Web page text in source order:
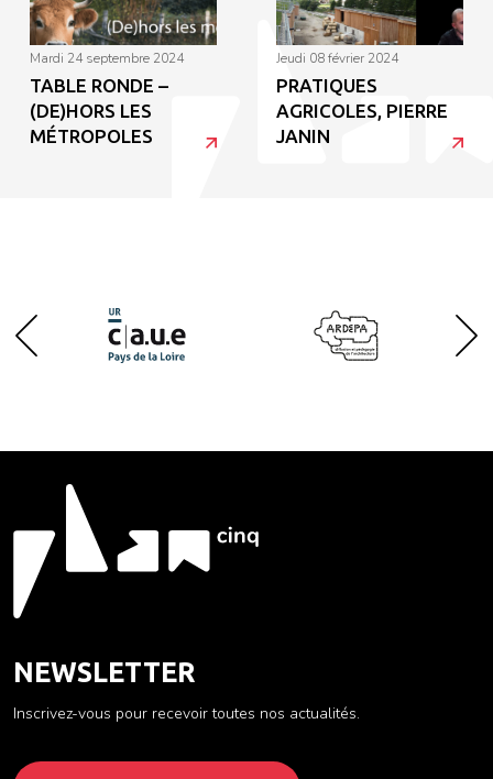
mardi 24 septembre 2024
TABLE RONDE –
(DE)HORS LES
MÉTROPOLES
jeudi 08 février 2024
PRATIQUES
AGRICOLES, PIERRE
JANIN
NEWSLETTER
Inscrivez-vous pour recevoir toutes nos actualités.